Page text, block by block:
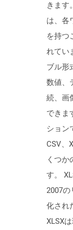
きます
は、各
を持つ
れてい
ブル形
数値、
続、画
できま
ション
CSV、
くつか
す。
2007の
化され
XLSX